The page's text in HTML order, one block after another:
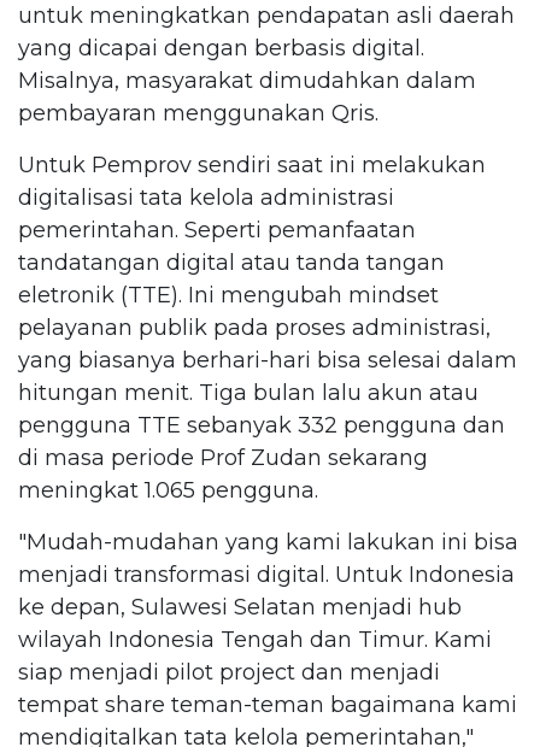
untuk meningkatkan pendapatan asli daerah
yang dicapai dengan berbasis digital.
Misalnya, masyarakat dimudahkan dalam
pembayaran menggunakan Qris.
Untuk Pemprov sendiri saat ini melakukan
digitalisasi tata kelola administrasi
pemerintahan. Seperti pemanfaatan
tandatangan digital atau tanda tangan
eletronik (TTE). Ini mengubah mindset
pelayanan publik pada proses administrasi,
yang biasanya berhari-hari bisa selesai dalam
hitungan menit. Tiga bulan lalu akun atau
pengguna TTE sebanyak 332 pengguna dan
di masa periode Prof Zudan sekarang
meningkat 1.065 pengguna.
"Mudah-mudahan yang kami lakukan ini bisa
menjadi transformasi digital. Untuk Indonesia
ke depan, Sulawesi Selatan menjadi hub
wilayah Indonesia Tengah dan Timur. Kami
siap menjadi pilot project dan menjadi
tempat share teman-teman bagaimana kami
mendigitalkan tata kelola pemerintahan,"